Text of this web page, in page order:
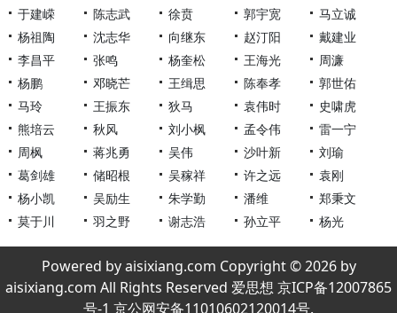
于建嵘
陈志武 徐贲 郭宇宽
马立诚
杨祖陶
沈志华 向继东 赵汀阳
戴建业
李昌平
张鸣 杨奎松 王海光
周濂
杨鹏
邓晓芒 王缉思 陈奉孝
郭世佑
马玲
王振东 狄马 袁伟时
史啸虎
熊培云
秋风 刘小枫 孟令伟
雷一宁
周枫
蒋兆勇 吴伟 沙叶新
刘瑜
葛剑雄
储昭根 吴稼祥 许之远
袁刚
杨小凯
吴励生 朱学勤 潘维
郑秉文
莫于川
羽之野 谢志浩 孙立平 杨光
Powered by aisixiang.com Copyright © 2026 by
aisixiang.com All Rights Reserved 爱思想 京ICP备12007865
号-1 京公网安备11010602120014号.